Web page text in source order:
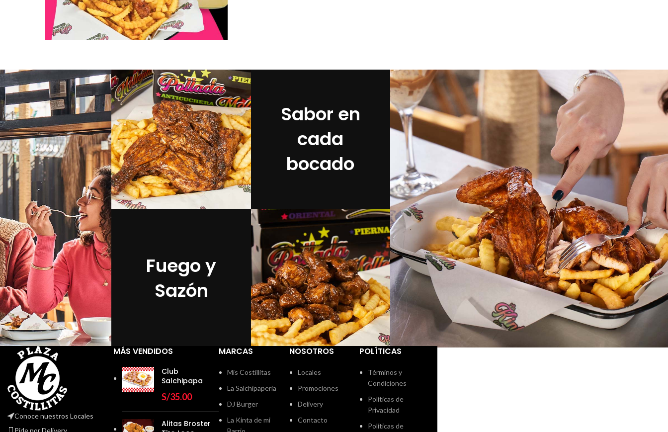
Sabor en
cada
bocado
Fuego y
Sazón
Conoce nuestros Locales
Pide por Delivery
MÁS VENDIDOS
Club
Salchipapa
S/35.00
Alitas Broster
MARCAS
Mis Costillitas
La Salchipaperia
DJ Burger
La Kinta de mi
NOSOTROS
Locales
Promociones
Delivery
Contacto
POLÍTICAS
Términos y
Condiciones
Políticas de
Privacidad
Políticas de